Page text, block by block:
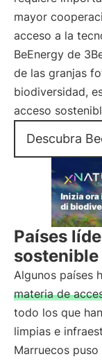
mayor
acceso a la
BeEnergy de
de las granjas
biodiversidad,
acceso
Descubra
Países
sostenible
Algunos países
materia de
todo los que
limpias e
Marruecos